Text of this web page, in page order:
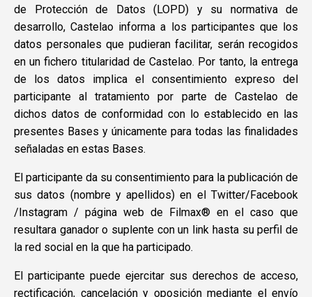
de Protección de Datos (LOPD) y su normativa de
desarrollo, Castelao informa a los participantes que los
datos personales que pudieran facilitar, serán recogidos
en un fichero titularidad de Castelao. Por tanto, la entrega
de los datos implica el consentimiento expreso del
participante al tratamiento por parte de Castelao de
dichos datos de conformidad con lo establecido en las
presentes Bases y únicamente para todas las finalidades
señaladas en estas Bases.
El participante da su consentimiento para la publicación de
sus datos (nombre y apellidos) en el Twitter/Facebook
/Instagram / página web de Filmax® en el caso que
resultara ganador o suplente con un link hasta su perfil de
la red social en la que ha participado.
El participante puede ejercitar sus derechos de acceso,
rectificación, cancelación y oposición mediante el envío